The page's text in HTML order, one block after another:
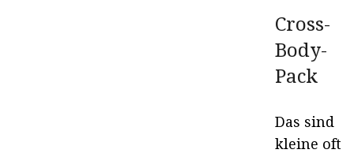
Cross-
Body-
Pack
Das sind
kleine oft